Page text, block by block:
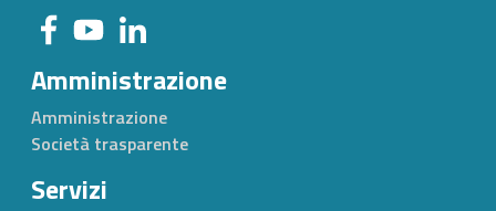
Amministrazione
Amministrazione
Società trasparente
Servizi